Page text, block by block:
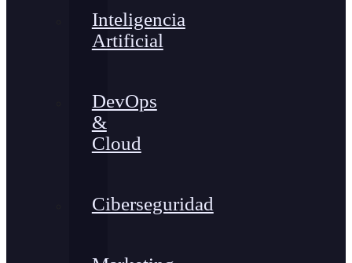
Inteligencia
Artificial
DevOps
&
Cloud
Ciberseguridad